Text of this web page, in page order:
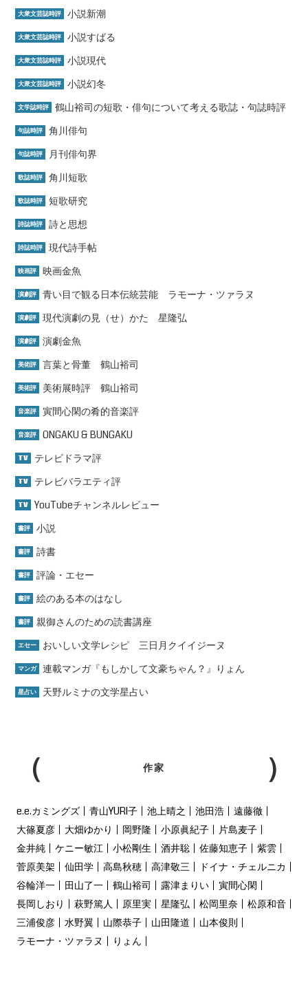
大衆文芸誌時評 小説新潮
大衆文芸誌時評 小説すばる
大衆文芸誌時評 小説現代
大衆文芸誌時評 小説幻冬
文学誌時評 鶴山裕司の短歌・俳句について考える歌誌・句誌時評
句誌時評 角川俳句
句誌時評 月刊俳句界
歌誌時評 角川短歌
歌誌時評 短歌研究
詩誌時評 詩と思想
詩誌時評 現代詩手帖
映画評 映画金魚
演劇評 青い目で観る日本伝統芸能 ラモーナ・ツァラヌ
演劇評 現代演劇の見（せ）かた 星隆弘
演劇評 演劇金魚
美術評 言葉と骨董 鶴山裕司
美術評 美術展時評 鶴山裕司
音楽評 寅間心閑の肴的音楽評
音楽評 ONGAKU & BUNGAKU
TV テレビドラマ評
TV テレビバラエティ評
TV YouTubeチャンネルレビュー
書評 小説
書評 詩書
書評 評論・エセー
書評 絵のある本のはなし
書評 親御さんのための読書講座
エセー おいしい文学レシピ 三日月クイイジーヌ
マンガ 連載マンガ『もしかして文豪ちゃん？』りょん
星占い 天野ルミナの文学星占い
作家
e.e.カミングズ 青山YURI子 池上晴之 池田浩
遠藤徹
大篠夏彦
大畑ゆかり 岡野隆 小原眞紀子
片島麦子
金井純
ケニー敏江 小松剛生 酒井聡 佐藤知恵子
紫雲
菅原美架
仙田学 高島秋穂 高津敬三
ドイナ・チェルニカ
谷輪洋一
田山了一 鶴山裕司 露津まりい
寅間心閑
長岡しおり
萩野篤人 原里実 星隆弘 松岡里奈
松原和音
三浦俊彦
水野翼 山際恭子 山田隆道
山本俊則
ラモーナ・ツァラヌ
りょん